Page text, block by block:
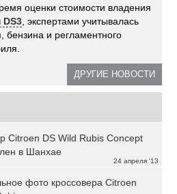
оценки стоимости владения
DS3 , экспертами учитывалась
бензина и регламентного
ДРУГИЕ НОВОСТИ
24 апреля '13
Citroen DS Wild Rubis Concept
в Шанхае
фото кроссовера Citroen